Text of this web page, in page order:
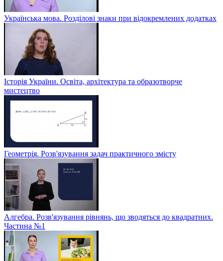
Українська мова. Розділові знаки при відокремлених додатках
Історія України. Освіта, архітектура та образотворче
мистецтво
Геометрія. Розв'язування задач практичного змісту
Алгебра. Розв'язування рівнянь, що зводяться до квадратних.
Частина №1